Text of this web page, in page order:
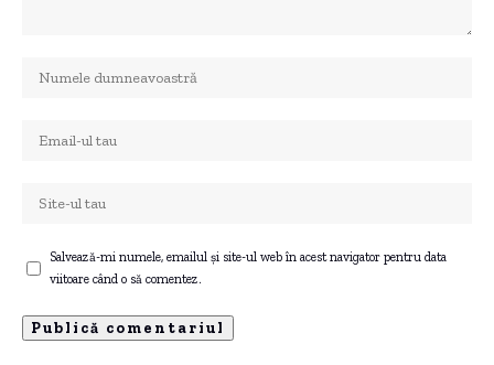
Salvează-mi numele, emailul și site-ul web în acest navigator pentru data
viitoare când o să comentez.